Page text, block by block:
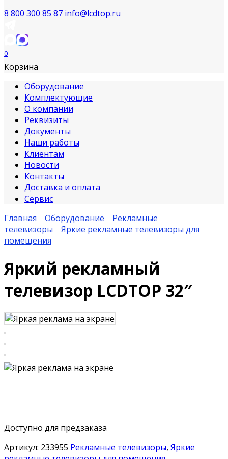
8 800 300 85 87 info@lcdtop.ru
0
Корзина
Оборудование
Комплектующие
О компании
Реквизиты
Документы
Наши работы
Клиентам
Новости
Контакты
Доставка и оплата
Сервис
Главная
Оборудование
Рекламные
телевизоры
Яркие рекламные телевизоры для
помещения
Яркий рекламный
телевизор LCDTOP 32″
Доступно для предзаказа
Артикул: 233955 Рекламные телевизоры, Яркие